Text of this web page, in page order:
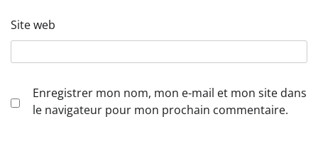
Site web
Enregistrer mon nom, mon e-mail et mon site dans
le navigateur pour mon prochain commentaire.